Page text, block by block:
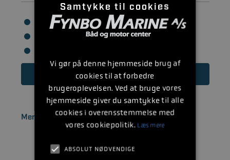
Hk: 250 HK
Cylindervolumen: 4500
Læs mere
MerCruiser 6.2L 300hk Bobtail+B transom
Samtykke til cookies
Vi gør på denne hjemmeside brug af
cookies til at forbedre
brugeroplevelsen. Ved at bruge vores
hjemmeside giver du samtykke til alle
cookies i overensstemmelse med
vores cookiepolitik. Læs mere
ABSOLUT NØDVENDIGE